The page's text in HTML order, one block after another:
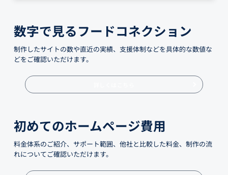
数字で見るフードコネクション
制作したサイトの数や直近の実績、支援体制などを具体的な数値な
どをご確認いただけます。
初めてのホームページ費用
料金体系のご紹介、サポート範囲、他社と比較した料金、制作の流
れについてご確認いただけます。